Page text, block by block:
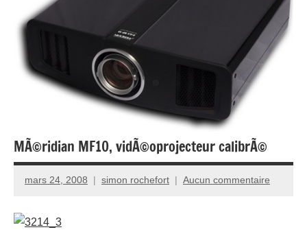
MÃ©ridian MF10, vidÃ©oprojecteur calibrÃ©
mars 24, 2008 simon rochefort Aucun commentaire